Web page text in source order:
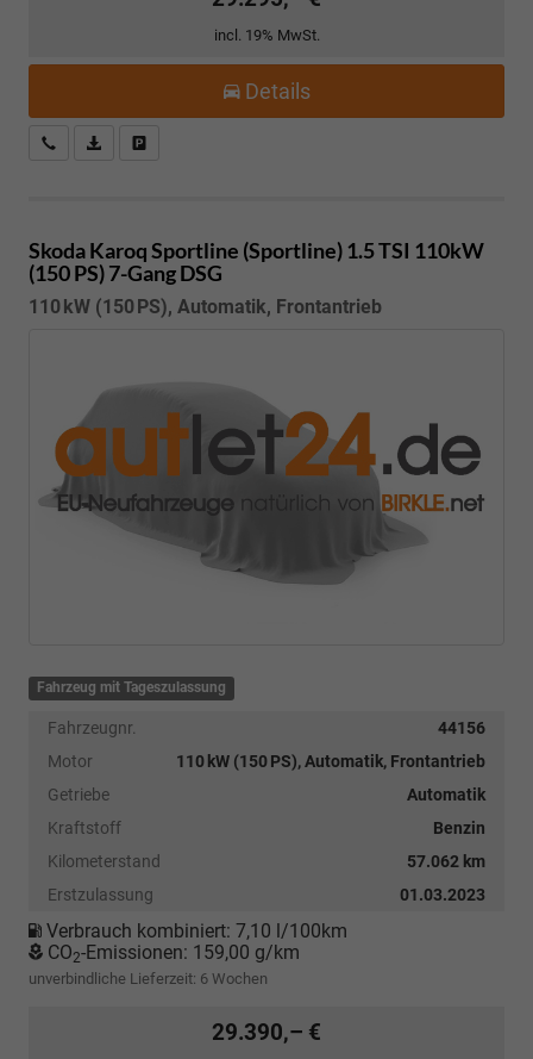
incl. 19% MwSt.
Details
Kostenloser Rückruf-Service
PDF-Datei, Fahrzeugexposé drucken
Skoda KaroqSportline (Sportline) 1.5 TSI 110kW
(150 PS) 7-Gang DSG
110 kW (150 PS), Automatik, Frontantrieb
Fahrzeug mit Tageszulassung
Fahrzeugnr.
44156
Motor
110 kW (150 PS), Automatik, Frontantrieb
Getriebe
Automatik
Kraftstoff
Benzin
Kilometerstand
57.062 km
Erstzulassung
01.03.2023
Verbrauch kombiniert: 7,10 l/100km
CO2-Emissionen: 159,00 g/km
unverbindliche Lieferzeit: 6 Wochen
29.390,– €